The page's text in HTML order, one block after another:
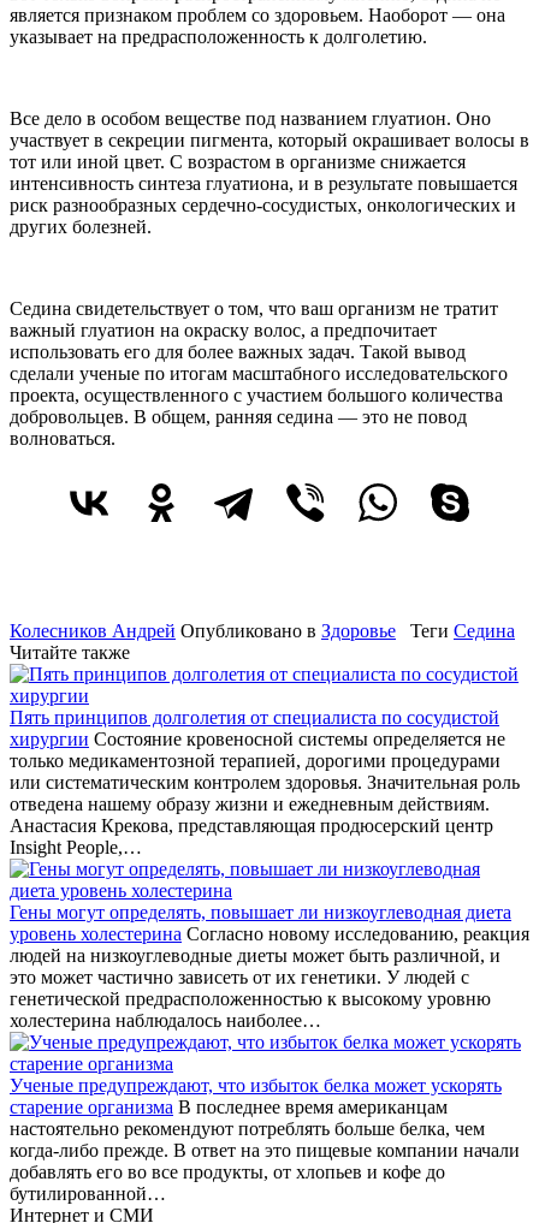
является признаком проблем со здоровьем. Наоборот — она
указывает на предрасположенность к долголетию.
Все дело в особом веществе под названием глуатион. Оно
участвует в секреции пигмента, который окрашивает волосы в
тот или иной цвет. С возрастом в организме снижается
интенсивность синтеза глуатиона, и в результате повышается
риск разнообразных сердечно-сосудистых, онкологических и
других болезней.
Седина свидетельствует о том, что ваш организм не тратит
важный глуатион на окраску волос, а предпочитает
использовать его для более важных задач. Такой вывод
сделали ученые по итогам масштабного исследовательского
проекта, осуществленного с участием большого количества
добровольцев. В общем, ранняя седина — это не повод
волноваться.
Колесников Андрей Опубликовано в Здоровье Теги Седина
Читайте также
Пять принципов долголетия от специалиста по сосудистой
хирургии Состояние кровеносной системы определяется не
только медикаментозной терапией, дорогими процедурами
или систематическим контролем здоровья. Значительная роль
отведена нашему образу жизни и ежедневным действиям.
Анастасия Крекова, представляющая продюсерский центр
Insight People,…
Гены могут определять, повышает ли низкоуглеводная диета
уровень холестерина Согласно новому исследованию, реакция
людей на низкоуглеводные диеты может быть различной, и
это может частично зависеть от их генетики. У людей с
генетической предрасположенностью к высокому уровню
холестерина наблюдалось наиболее…
Ученые предупреждают, что избыток белка может ускорять
старение организма В последнее время американцам
настоятельно рекомендуют потреблять больше белка, чем
когда-либо прежде. В ответ на это пищевые компании начали
добавлять его во все продукты, от хлопьев и кофе до
бутилированной…
Интернет и СМИ